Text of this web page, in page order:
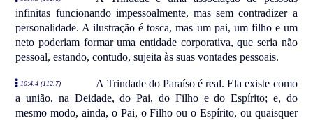
infinitas funcionando impessoalmente, mas sem contradizer a
personalidade. A ilustração é tosca, mas um pai, um filho e um
neto poderiam formar uma entidade corporativa, que seria não
pessoal, estando, contudo, sujeita às suas vontades pessoais.
10:4.4 (112.7)
A Trindade do Paraíso é real. Ela existe como
a união, na Deidade, do Pai, do Filho e do Espírito; e, do
mesmo modo, ainda, o Pai, o Filho ou o Espírito, ou quaisquer